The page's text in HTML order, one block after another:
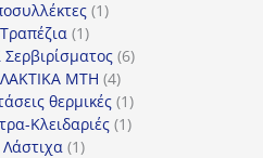
προϊόντα
11
Τραπέζια 11
προϊόν
Σερβιρίσματος 66
MTH 44
προϊόντα
θερμικές 11
προϊόν
Κλειδαριές 11
Λάστιχα 11